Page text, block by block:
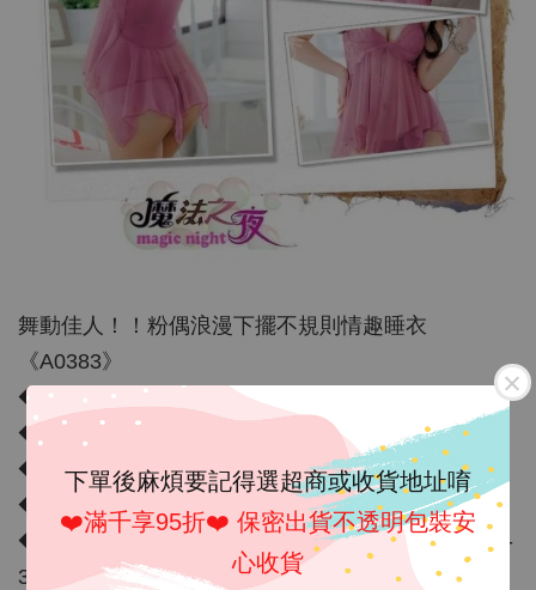
下單後麻煩要記得選超商或收貨地址唷
❤️滿千享95折❤️ 保密出貨不透明包裝安
心收貨
舞動佳人！！粉偶浪漫下擺不規則情趣睡衣
《A0383》
◆ 內容物： 情趣睡衣 丁褲
◆ 商品材質： 材質柔軟舒適
◆ 商品顏色：粉偶
◆ 彈性：有
◆ 尺寸：FREE SIZE，適穿胸圍 32-36吋；腰圍 23-
30 吋；臀圍：34-37吋